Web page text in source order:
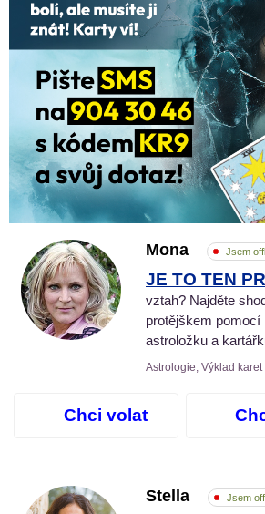
Mona Jsem
JE TO TEN
vztah? Najděte
protějškem pomocí
astroložku a
Astrologie, Výklad karet
Chci volat
Stella Jsem